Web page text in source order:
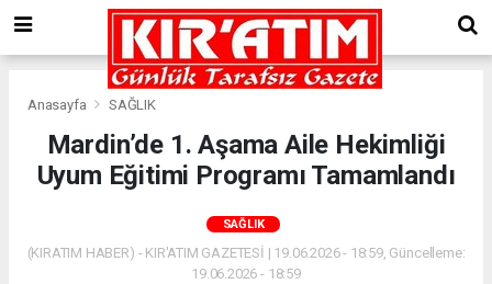
Anasayfa SAĞLIK
Mardin’de 1. Aşama Aile Hekimliği
Uyum Eğitimi Programı Tamamlandı
SAĞLIK
(KIRATIM HABER) - KIR'ATIM GAZETESİ | 19.06.2026 - 18:59, Güncelleme:
19.06.2026 - 18:59